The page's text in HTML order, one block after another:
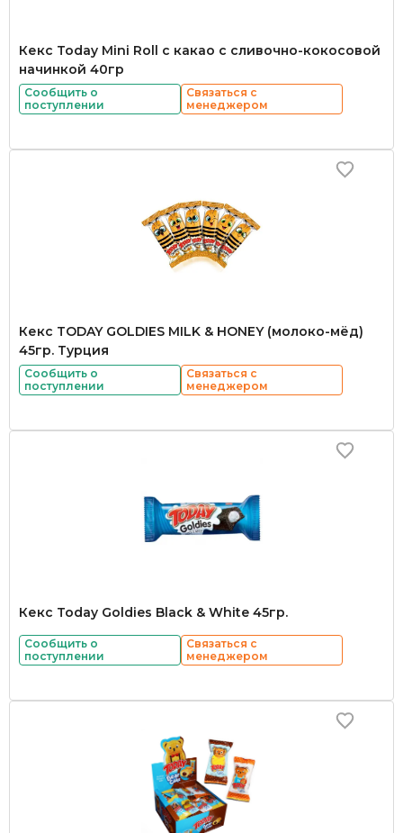
Кекс Today Mini Roll с какао с сливочно-кокосовой
начинкой 40гр
Сообщить о
поступлении
Связаться с
менеджером
Кекс TODAY GOLDIES MILK & HONEY (молоко-мёд)
45гр. Турция
Сообщить о
поступлении
Связаться с
менеджером
Кекс Today Goldies Black & White 45гр.
Сообщить о
поступлении
Связаться с
менеджером